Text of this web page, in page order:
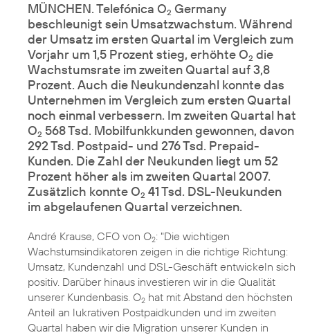
MÜNCHEN. Telefónica O2 Germany
beschleunigt sein Umsatzwachstum. Während
der Umsatz im ersten Quartal im Vergleich zum
Vorjahr um 1,5 Prozent stieg, erhöhte O2 die
Wachstumsrate im zweiten Quartal auf 3,8
Prozent. Auch die Neukundenzahl konnte das
Unternehmen im Vergleich zum ersten Quartal
noch einmal verbessern. Im zweiten Quartal hat
O2 568 Tsd. Mobilfunkkunden gewonnen, davon
292 Tsd. Postpaid- und 276 Tsd. Prepaid-
Kunden. Die Zahl der Neukunden liegt um 52
Prozent höher als im zweiten Quartal 2007.
Zusätzlich konnte O2 41 Tsd. DSL-Neukunden
im abgelaufenen Quartal verzeichnen.
André Krause, CFO von O2: "Die wichtigen
Wachstumsindikatoren zeigen in die richtige Richtung:
Umsatz, Kundenzahl und DSL-Geschäft entwickeln sich
positiv. Darüber hinaus investieren wir in die Qualität
unserer Kundenbasis. O2 hat mit Abstand den höchsten
Anteil an lukrativen Postpaidkunden und im zweiten
Quartal haben wir die Migration unserer Kunden in